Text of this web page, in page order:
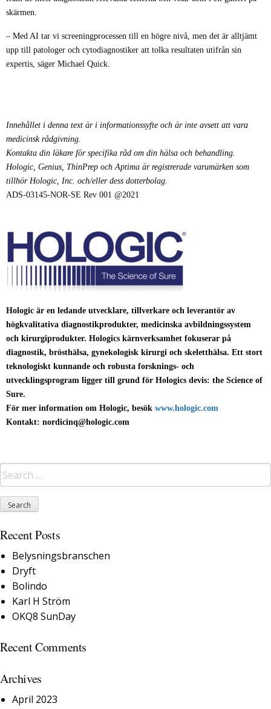
skärmen.
– Med AI tar vi screeningprocessen till en högre nivå, men det är alltjämt
upp till patologer och cytodiagnostiker att tolka resultaten utifrån sin
expertis, säger Michael Quick.
Innehållet i denna text är i informationssyfte och är inte avsett att vara
medicinsk rådgivning.
Kontakta din läkare för specifika råd om din hälsa och behandling.
Hologic, Genius, ThinPrep och Aptima är registrerade varumärken som
tillhör Hologic, Inc. och/eller dess dotterbolag.
ADS-03145-NOR-SE Rev 001 @2021
Hologic är en ledande utvecklare, tillverkare och leverantör av
högkvalitativa diagnostikprodukter, medicinska avbildningssystem
och kirurgiprodukter. Hologics kärnverksamhet fokuserar på
diagnostik, brösthälsa, gynekologisk kirurgi och skeletthälsa. Ett stort
teknologiskt kunnande och robusta forsknings- och
utvecklingsprogram ligger till grund för Hologics devis: the Science of
Sure.
För mer information om Hologic, besök www.hologic.com
Kontakt: nordicinq@hologic.com
Recent Posts
Belysningsbranschen
Dryft
Bolindo
Karl H Ström
OKQ8 SunDay
Recent Comments
Archives
April 2023